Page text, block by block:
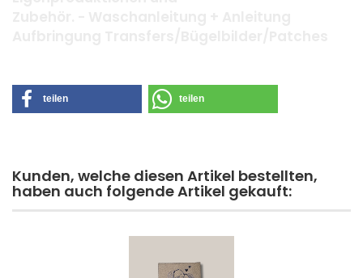
teilen teilen
Kunden, welche diesen Artikel bestellten,
haben auch folgende Artikel gekauft: